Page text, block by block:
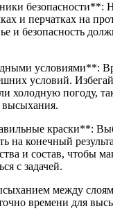
безопасности**:
и перчатках на
и безопасность
условиями**:
условий.
холодную погоду,
высыхания.
краски**:
на конечный
и состав, чтобы
с задачей.
между
времени для